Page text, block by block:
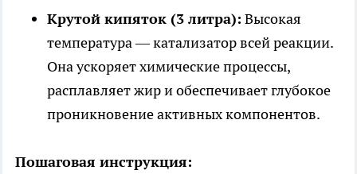
Крутой кипяток (3 литра): Высокая
температура — катализатор всей реакции.
Она ускоряет химические процессы,
расплавляет жир и обеспечивает глубокое
проникновение активных компонентов.
Пошаговая инструкция: